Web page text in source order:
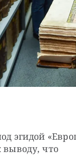
эгидой
выводу, что